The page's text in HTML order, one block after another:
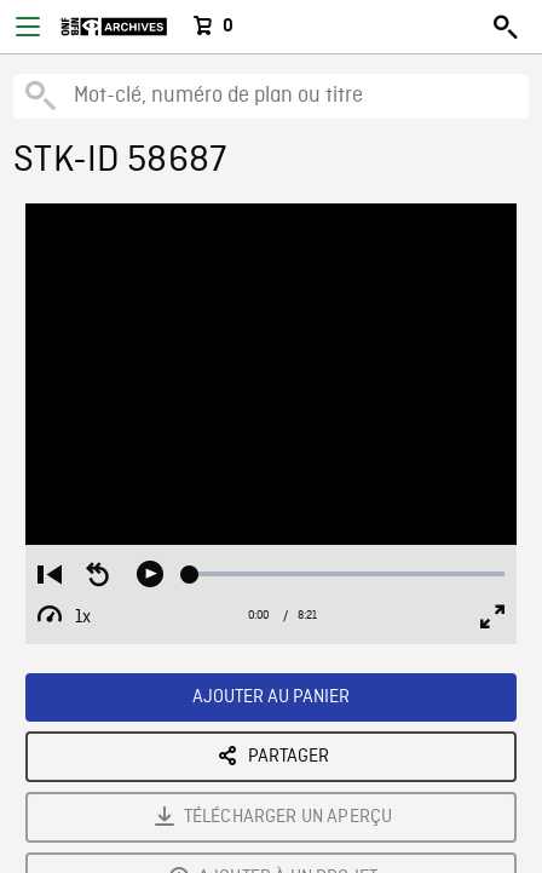
0
STK-ID 58687
Restart
from
beginning
Seek
Play Loaded:
1x
Playback
Current
0:00 / Duration
8:21
AJOUTER AU PANIER
PARTAGER
TÉLÉCHARGER UN APERÇU